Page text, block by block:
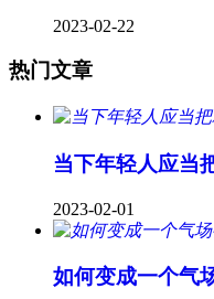
2023-02-22
热门文章
当下年轻人应当
2023-02-01
如何变成一个气